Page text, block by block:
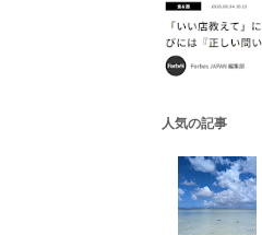
人気の記事